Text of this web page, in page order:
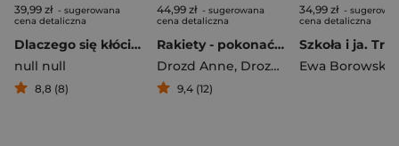
39,99 zł - sugerowana
cena detaliczna
Dlaczego się kłócimy?
null null
8,8 (8)
44,99 zł - sugerowana
cena detaliczna
Rakiety - pokonać grawitację
Drozd Anne, Drozd Jerzy
9,4 (12)
34,99 zł -
cena detaliczna
Ewa Borowska